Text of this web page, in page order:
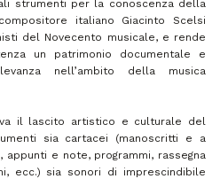
strumenti per la conoscenza della
italiano Giacinto Scelsi
del Novecento musicale, e rende
un patrimonio documentale e
nell’ambito della musica
il lascito artistico e culturale del
sia cartacei (manoscritti e a
appunti e note, programmi, rassegna
ecc.) sia sonori di imprescindibile